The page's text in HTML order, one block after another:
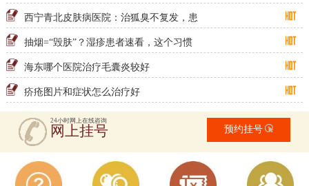
西宁青北皮肤病医院：治狐臭不复发，患
抽烟=“毁肤”？湿疹患者速看，这个习惯
海东哪个医院治疗毛囊炎较好
疥疮图片和症状怎么治疗好
24小时网上在线咨询
网上挂号 预约挂号